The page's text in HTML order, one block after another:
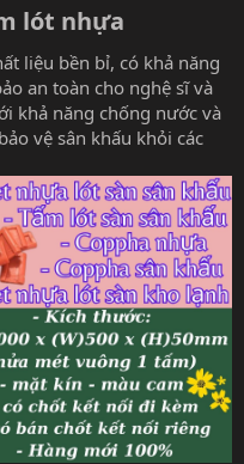
lót nhựa​
liệu bền bỉ, có khả năng
an toàn cho nghệ sĩ và
khả năng chống nước và
vệ sân khấu khỏi các